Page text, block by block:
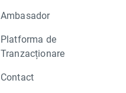
Ambasador
Platforma de
Tranzacționare
Contact